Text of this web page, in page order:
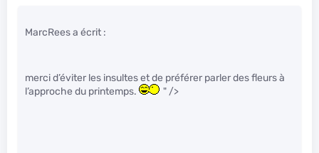
MarcRees a écrit :
merci d’éviter les insultes et de préférer parler des fleurs à
l’approche du printemps.
" />